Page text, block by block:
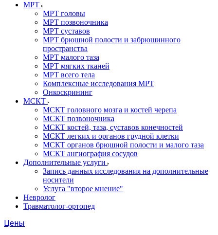
МРТ
МРТ головы
МРТ позвоночника
МРТ суставов
МРТ брюшной полости и забрюшинного
пространства
МРТ малого таза
МРТ мягких тканей
МРТ всего тела
Комплексные исследования МРТ
Онкоскрининг
МСКТ
МСКТ головного мозга и костей черепа
МСКТ позвоночника
МСКТ костей, таза, суставов конечностей
МСКТ легких и органов грудной клетки
МСКТ органов брюшной полости и малого таза
МСКТ ангиография сосудов
Дополнительные услуги
Запись данных исследования на дополнительные
носители
Услуга "второе мнение"
Невролог
Травматолог-ортопед
Цены